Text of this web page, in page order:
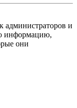
администраторов и
информацию,
они